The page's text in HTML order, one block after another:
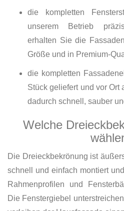
die kompletten
unserem Betrieb
erhalten Sie die
Größe und in Premium-
die kompletten
Stück geliefert und vor Ort
dadurch schnell, sauber
Welche
Die Dreieckbekrönung ist
schnell und einfach montiert
Rahmenprofilen und
Die Fenstergiebel